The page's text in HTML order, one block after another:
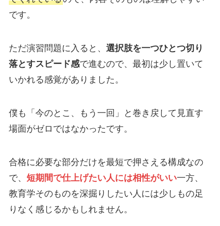
です。
ただ演習問題に入ると、 選択肢を一つひとつ切り
落とすスピード感で進むので、最初は少し置いて
いかれる感覚がありました。
僕も「今のとこ、もう一回」と巻き戻して見直す
場面がゼロではなかったです。
合格に必要な部分だけを最短で押さえる構成なの
で、 短期間で仕上げたい人には相性がいい一方、
教育学そのものを深掘りしたい人には少しもの足
りなく感じるかもしれません。